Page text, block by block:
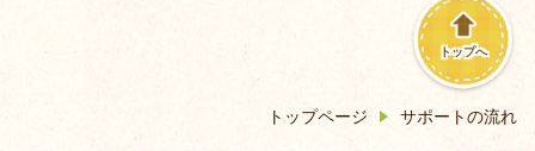
トップへ
トップページ サポートの流れ